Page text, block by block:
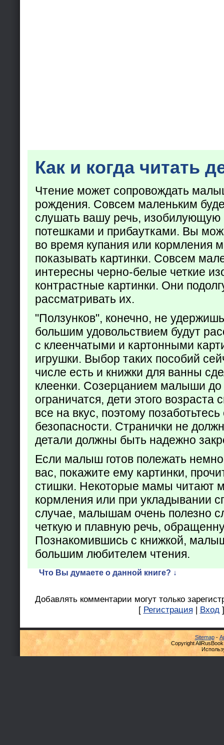
Как и когда читать
Чтение может сопровождать
рождения. Совсем маленьким
слушать вашу речь,
потешками и прибаутками. Вы
во время купания или кормления
показывать картинки. Совсем
интересны черно-белые четкие
контрастные картинки. Они
рассматривать их.
"Ползунков", конечно, не
большим удовольствием будут
с клеенчатыми и картонными
игрушки. Выбор таких пособий
числе есть и книжки для ванны
клеенки. Созерцанием малыши до
ограничатся, дети этого возраста
все на вкус, поэтому позаботьтесь
безопасности. Странички не
детали должны быть надежно
Если малыш готов полежать
вас, покажите ему картинки,
стишки. Некоторые мамы читают
кормления или при укладывании
случае, малышам очень полезно
четкую и плавную речь,
Познакомившись с книжкой,
большим любителем чтения.
Что Вы думаете о данной книге? ↓
Добавлять комментарии могут только
[ Регистрация | Вход ]
Sitemap-
Copyright